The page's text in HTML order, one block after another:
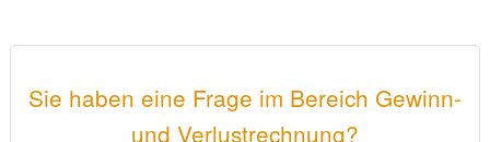
Sie haben eine Frage im Bereich Gewinn-
und Verlustrechnung?